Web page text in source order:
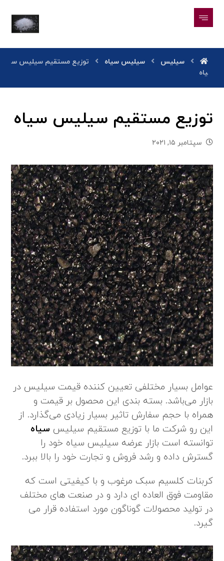
سیلیس سیلیس سیاه
توزیع مستقیم سیلیس س
یاه
توزیع مستقیم سیلیس سیاه
سپتامبر ۱۵, ۲۰۲۱
عوامل بسیار مختلفی تعیین کننده قیمت سیلیس در
بازار می‌باشد. بسته بندی این محصول بر قیمت و
همراه با حجم سفارش تاثیر بسیار زیادی می‌گذارد. از
این رو شرکت ما با توزیع مستقیم سیلیس سیاه
توانسته است بازار عرضه سیلیس سیاه خود را
گسترش داده و رشد فروش و تجارت خود را بالا ببرد.
کربنات کلسیم سبک مرغوب و با کیفیتی است که
مقاومت فوق العاده ای دارد و در صنعت های مختلف
در تولید محصولات گوناگون مورد استفاده قرار می
گیرد.